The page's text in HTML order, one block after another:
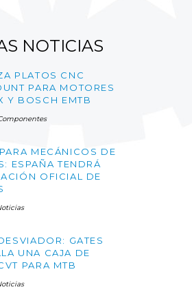
NOTICIAS
PLATOS CNC
PARA MOTORES
Y BOSCH EMTB
MECÁNICOS DE
ESPAÑA TENDRÁ
OFICIAL DE
GATES
UNA CAJA DE
PARA MTB